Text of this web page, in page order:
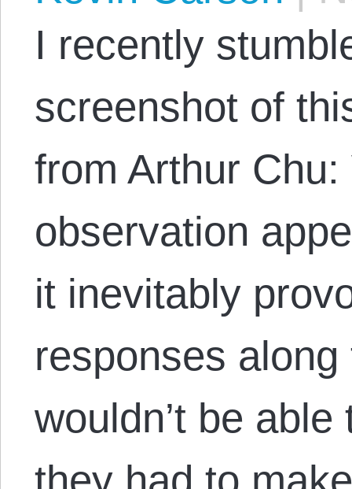
I recently
screenshot of
from Arthur
observation
it inevitably
responses
wouldn’t be
they had to